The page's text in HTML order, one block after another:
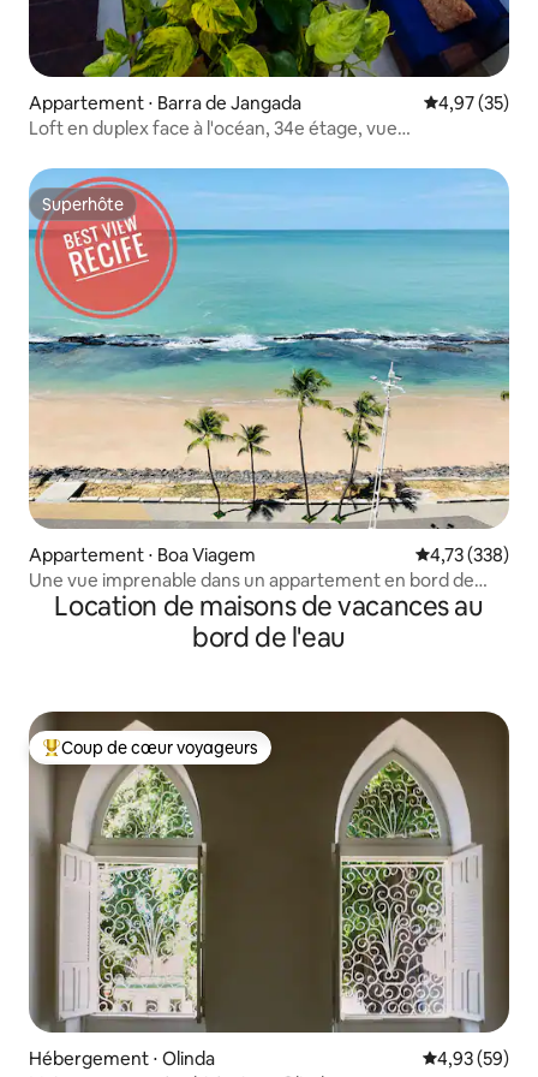
Appartement ⋅ Barra de Jangada Évaluation
4,97 (35)
Loft en duplex face à l'océan, 34e étage, vue
Superhôte
Superhôte
Appartement ⋅ Boa Viagem Évaluation
4,73 (338)
Une vue imprenable dans un appartement en bord de
merLocation de maisons de vacances au
bord de l'eau
Coups de cœur voyageurs les plus appréciés
Coup de cœur voyageurs
Hébergement ⋅ Olinda Évaluation
4,93 (59)